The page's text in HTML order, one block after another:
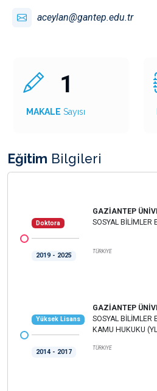
aceylan@gantep.edu.tr
1
MAKALE Sayısı
Eğitim Bilgileri
Doktora
2019 - 2025
GAZİANTEP
SOSYAL BİLİMLER
TÜRKİYE
Yüksek Lisans
2014 - 2017
GAZİANTEP
SOSYAL BİLİMLER
KAMU HUKUKU
TÜRKİYE